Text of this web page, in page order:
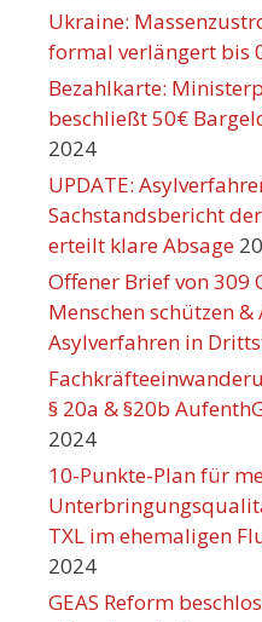
Ukraine:
formal verlängert bis
Bezahlkarte:
beschließt 50€
2024
UPDATE:
Sachstandsbericht
erteilt klare Absage
Offener Brief von 309
Menschen schützen &
Asylverfahren in
§ 20a & §20b
2024
10-Punkte-Plan für
TXL im ehemaligen
2024
GEAS Reform